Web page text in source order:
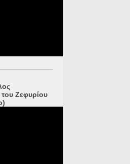
του Ζεφυρίου